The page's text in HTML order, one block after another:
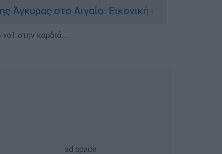
Αιγαίο: Εικονική αερομαχία ανάμεσα σε
στην καρδιά...